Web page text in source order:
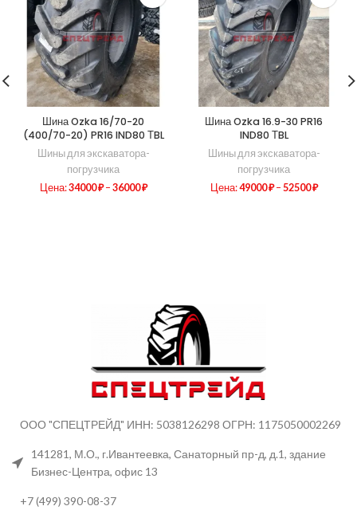
Шина Ozka 16/70-20
(400/70-20) PR16 IND80 ТBL
Шины для экскаватора-
погрузчика
Цена:34000₽– 36000₽
Шина Ozka 16.9-30 PR16
IND80 ТBL
Шины для экскаватора-
погрузчика
Цена:49000₽– 52500₽
ООО "СПЕЦТРЕЙД" ИНН: 5038126298 ОГРН: 1175050002269
141281, М.О., г.Ивантеевка, Санаторный пр-д, д.1, здание
Бизнес-Центра, офис 13
+7 (499) 390-08-37